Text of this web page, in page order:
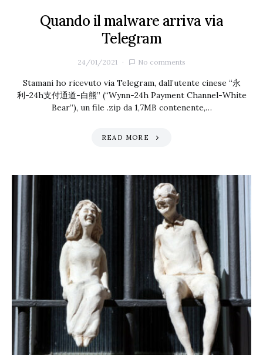
Quando il malware arriva via
Telegram
24/01/2021 No comments
Stamani ho ricevuto via Telegram, dall’utente cinese “永
利-24h支付通道-白熊” (“Wynn-24h Payment Channel-White
Bear”), un file .zip da 1,7MB contenente,…
READ MORE